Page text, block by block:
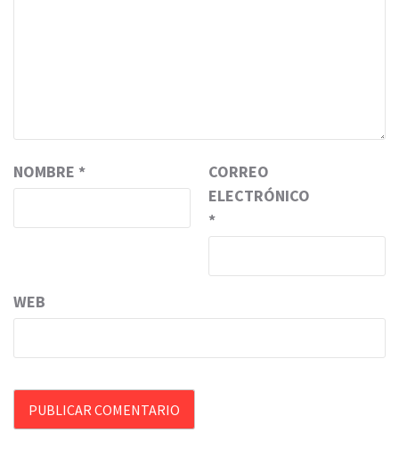
NOMBRE *
CORREO
ELECTRÓNICO
*
WEB